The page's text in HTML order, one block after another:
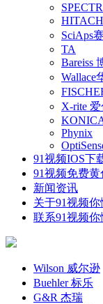
SciAps
TA
Bareiss
Wallace
X-rite
Phynix
91视频IOS下
91视频免费黄
新闻资讯
关于91视频你
联系91视频你
Wilson 威尔逊
Buehler 标乐
G&R 杰瑞